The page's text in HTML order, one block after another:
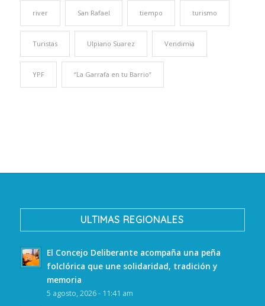
river San Rafael tiempo turismo
Turistas Ulpiano Suarez Vendimia
YPF “La Garrafa en tu Barrio”
ULTIMAS REGIONALES
El Concejo Deliberante acompaña una peña
folclórica que une solidaridad, tradición y
memoria
5 agosto, 2026 - 11:41 am